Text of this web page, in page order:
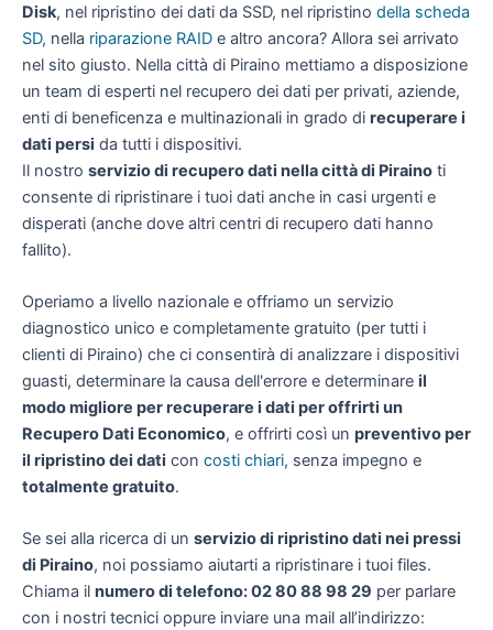
Disk, nel ripristino dei dati da SSD, nel ripristino della scheda
SD, nella riparazione RAID e altro ancora? Allora sei arrivato
nel sito giusto. Nella città di Piraino mettiamo a disposizione
un team di esperti nel recupero dei dati per privati, aziende,
enti di beneficenza e multinazionali in grado di recuperare i
dati persi da tutti i dispositivi.
Il nostro servizio di recupero dati nella città di Piraino ti
consente di ripristinare i tuoi dati anche in casi urgenti e
disperati (anche dove altri centri di recupero dati hanno
fallito).
Operiamo a livello nazionale e offriamo un servizio
diagnostico unico e completamente gratuito (per tutti i
clienti di Piraino) che ci consentirà di analizzare i dispositivi
guasti, determinare la causa dell'errore e determinare il
modo migliore per recuperare i dati per offrirti un
Recupero Dati Economico, e offrirti così un preventivo per
il ripristino dei dati con costi chiari, senza impegno e
totalmente gratuito.
Se sei alla ricerca di un servizio di ripristino dati nei pressi
di Piraino, noi possiamo aiutarti a ripristinare i tuoi files.
Chiama il numero di telefono: 02 80 88 98 29 per parlare
con i nostri tecnici oppure inviare una mail all’indirizzo: